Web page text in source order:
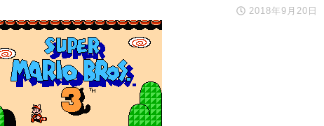
2018年9月20日